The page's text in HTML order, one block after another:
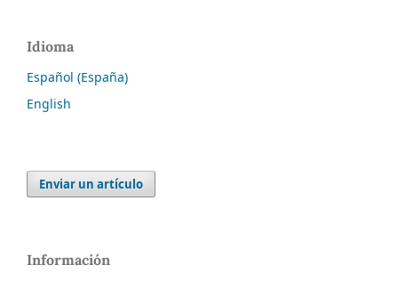
Idioma
Español (España)
English
Enviar un artículo
Información